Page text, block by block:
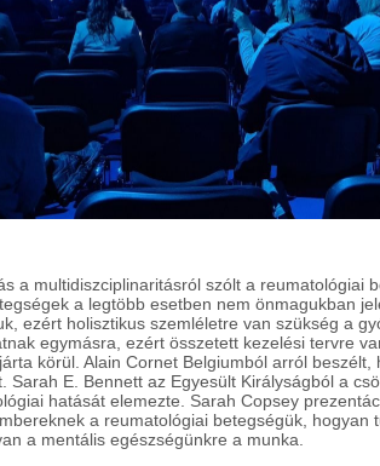
a multidiszciplinaritásról szólt a reumatológiai
a legtöbb esetben nem önmagukban
ezért holisztikus szemléletre van szükség a
egymásra, ezért összetett kezelési tervre
körül. Alain Cornet Belgiumból arról
Sarah E. Bennett az Egyesült Királyságból a
hatását elemezte. Sarah Copsey
a reumatológiai betegségük, hogyan
a mentális egészségünkre a munka.